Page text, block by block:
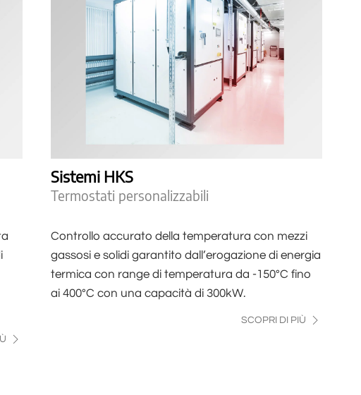
Sistemi HKS
Termostati personalizzabili
Controllo accurato della temperatura con mezzi
gassosi e solidi garantito dall’erogazione di energia
termica con range di temperatura da -150°C fino
ai 400°C con una capacità di 300kW.
SCOPRI DI PIÙ